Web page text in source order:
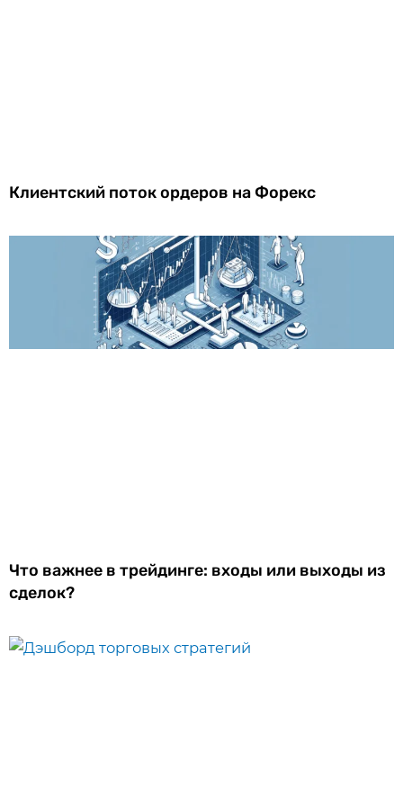
Клиентский поток ордеров на Форекс
Что важнее в трейдинге: входы или выходы из
сделок?